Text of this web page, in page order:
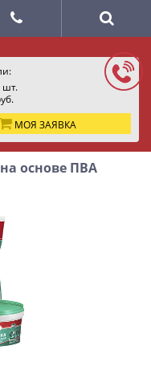
шт.
МОЯ ЗАЯВКА
основе ПВА